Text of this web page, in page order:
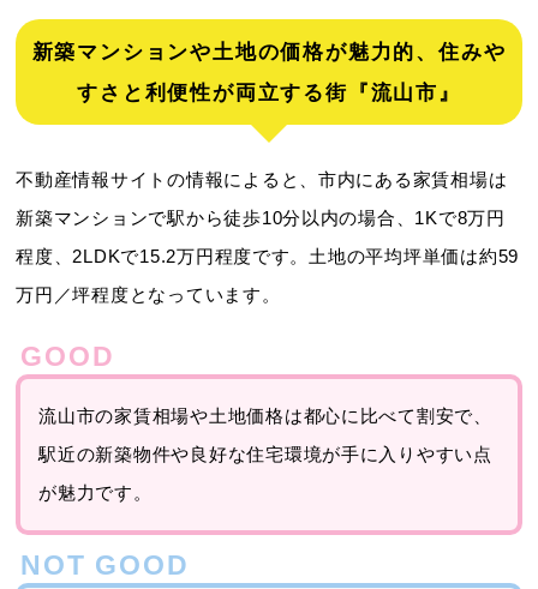
新築マンションや土地の価格が魅力的、住みや
すさと利便性が両立する街『流山市』
不動産情報サイトの情報によると、市内にある家賃相場は
新築マンションで駅から徒歩10分以内の場合、1Kで8万円
程度、2LDKで15.2万円程度です。土地の平均坪単価は約59
万円／坪程度となっています。
流山市の家賃相場や土地価格は都心に比べて割安で、
駅近の新築物件や良好な住宅環境が手に入りやすい点
が魅力です。